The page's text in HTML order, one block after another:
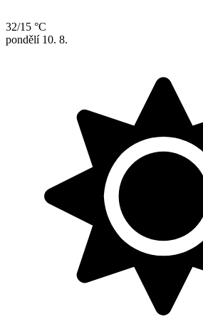
32/15 °C
pondělí 10. 8.